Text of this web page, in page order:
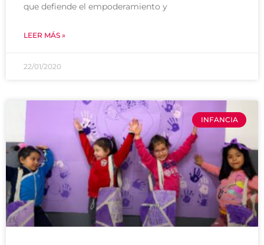
que defiende el empoderamiento y
LEER MÁS »
22/01/2020
INFANCIA